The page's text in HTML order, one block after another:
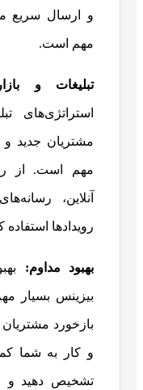
و ارسال سریع
مهم است.
تبلیغات و
استراتژی‌های
مشتریان جدید و
مهم است. از
آنلاین،
رویدادها استفاده
بهبود مداوم:
بیزینس بسیار
بازخورد
و کار به شما
تشخیص دهید و